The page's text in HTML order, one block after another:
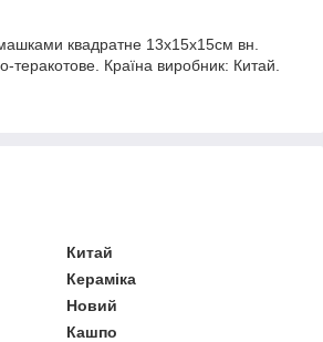
квадратне 13х15х15см вн.
теракотове. Країна виробник: Китай.
Китай
Кераміка
Новий
Кашпо